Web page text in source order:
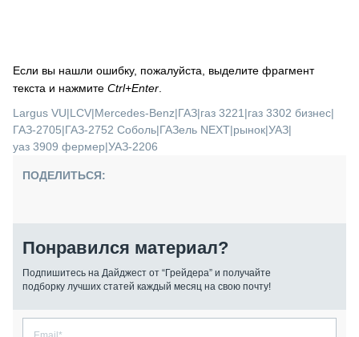
Если вы нашли ошибку, пожалуйста, выделите фрагмент
текста и нажмите Ctrl+Enter
Largus VU|LCV|Mercedes-Benz|ГАЗ|газ 3221 |газ 3302 бизнес|
ГАЗ-2705|ГАЗ-2752 Соболь|ГАЗель NEXT|рынок|УАЗ|
уаз 3909 фермер|УАЗ-2206
ПОДЕЛИТЬСЯ:
Понравился материал?
Подпишитесь на Дайджест от “Грейдера” и получайте
подборку лучших статей каждый месяц на свою почту!